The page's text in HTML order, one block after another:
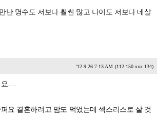
난 명수도 저보다 훨씬 많고 나이도 저보다 네살
'12.9.26 7:13 AM (112.150.xxx.134)
.....
요 결혼하려고 맘도 먹었는데 섹스리스로 살 것